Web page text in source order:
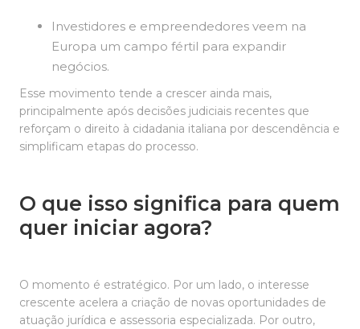
Investidores e empreendedores veem na
Europa um campo fértil para expandir
negócios.
Esse movimento tende a crescer ainda mais,
principalmente após decisões judiciais recentes que
reforçam o direito à cidadania italiana por descendência e
simplificam etapas do processo.
O que isso significa para quem
quer iniciar agora?
O momento é estratégico. Por um lado, o interesse
crescente acelera a criação de novas oportunidades de
atuação jurídica e assessoria especializada. Por outro,